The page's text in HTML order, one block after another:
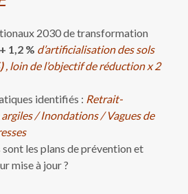
2030 de transformation
+ 1,2 % d’artificialisation des sols
, loin de l’objectif de réduction x 2
identifiés : Retrait-
/ Inondations / Vagues de
les plans de prévention et
mise à jour ?